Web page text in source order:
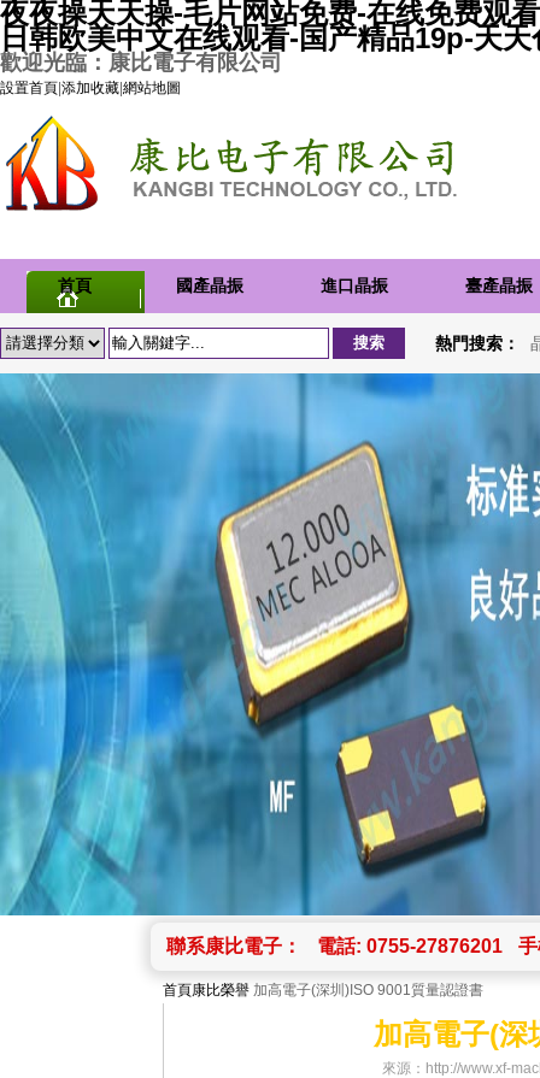
夜夜操天天操-毛片网站免费-在线免费观
日韩欧美中文在线观看-国产精品19p-天
歡迎光臨：康比電子有限公司
設置首頁 添加收藏 網站地圖
首頁 國產晶振 進口晶振 臺產晶振
熱門搜索：
聯系康比電子： 電話: 0755-27876201
首頁康比榮譽 加高電子(深圳)ISO 9001質量認證書
加高電子(深
來源：http://www.xf-